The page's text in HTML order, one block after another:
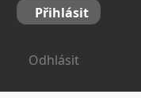
Přihlásit
Odhlásit